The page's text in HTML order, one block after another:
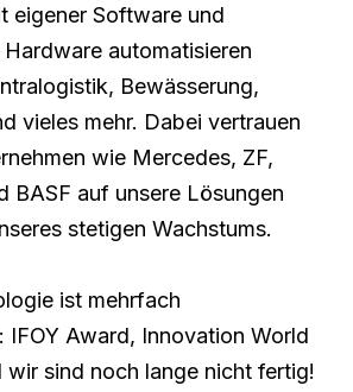
eigener Software und
automatisieren
Bewässerung,
vieles mehr. Dabei vertrauen
wie Mercedes, ZF,
BASF auf unsere Lösungen
stetigen Wachstums.
ist mehrfach
IFOY Award, Innovation World
wir sind noch lange nicht fertig!